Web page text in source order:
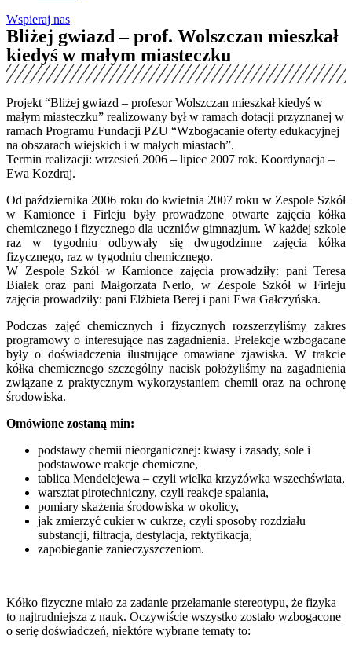
Wspieraj nas
Bliżej gwiazd – prof. Wolszczan mieszkał
kiedyś w małym miasteczku
Projekt “Bliżej gwiazd – profesor Wolszczan mieszkał kiedyś w
małym miasteczku” realizowany był w ramach dotacji przyznanej w
ramach Programu Fundacji PZU “Wzbogacanie oferty edukacyjnej
na obszarach wiejskich i w małych miastach”.
Termin realizacji: wrzesień 2006 – lipiec 2007 rok. Koordynacja –
Ewa Kozdraj.
Od października 2006 roku do kwietnia 2007 roku w Zespole Szkół
w Kamionce i Firleju były prowadzone otwarte zajęcia kółka
chemicznego i fizycznego dla uczniów gimnazjum. W każdej szkole
raz w tygodniu odbywały się dwugodzinne zajęcia kółka
fizycznego, raz w tygodniu chemicznego.
W Zespole Szkól w Kamionce zajęcia prowadziły: pani Teresa
Białek oraz pani Małgorzata Nerlo, w Zespole Szkół w Firleju
zajęcia prowadziły: pani Elżbieta Berej i pani Ewa Gałczyńska.
Podczas zajęć chemicznych i fizycznych rozszerzyliśmy zakres
programowy o interesujące nas zagadnienia. Prelekcje wzbogacane
były o doświadczenia ilustrujące omawiane zjawiska. W trakcie
kółka chemicznego szczególny nacisk położyliśmy na zagadnienia
związane z praktycznym wykorzystaniem chemii oraz na ochronę
środowiska.
Omówione zostaną min:
podstawy chemii nieorganicznej: kwasy i zasady, sole i
podstawowe reakcje chemiczne,
tablica Mendelejewa – czyli wielka krzyżówka wszechświata,
warsztat pirotechniczny, czyli reakcje spalania,
pomiary skażenia środowiska w okolicy,
jak zmierzyć cukier w cukrze, czyli sposoby rozdziału
substancji, filtracja, destylacja, rektyfikacja,
zapobieganie zanieczyszczeniom.
Kółko fizyczne miało za zadanie przełamanie stereotypu, że fizyka
to najtrudniejsza z nauk. Oczywiście wszystko zostało wzbogacone
o serię doświadczeń, niektóre wybrane tematy to: